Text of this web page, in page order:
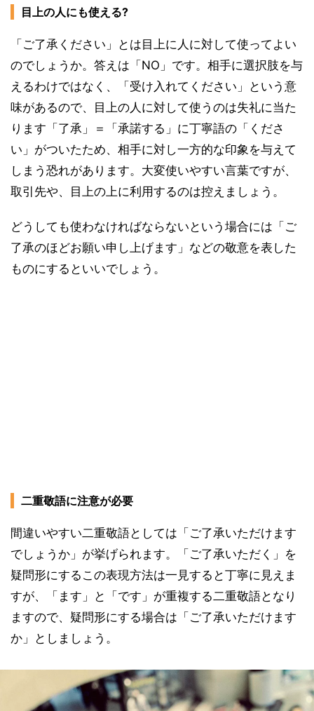
目上の人にも使える?
「ご了承ください」とは目上に人に対して使ってよい
のでしょうか。答えは「NO」です。相手に選択肢を与
えるわけではなく、「受け入れてください」という意
味があるので、目上の人に対して使うのは失礼に当た
ります「了承」＝「承諾する」に丁寧語の「くださ
い」がついたため、相手に対し一方的な印象を与えて
しまう恐れがあります。大変使いやすい言葉ですが、
取引先や、目上の上に利用するのは控えましょう。
どうしても使わなければならないという場合には「ご
了承のほどお願い申し上げます」などの敬意を表した
ものにするといいでしょう。
二重敬語に注意が必要
間違いやすい二重敬語としては「ご了承いただけます
でしょうか」が挙げられます。「ご了承いただく」を
疑問形にするこの表現方法は一見すると丁寧に見えま
すが、「ます」と「です」が重複する二重敬語となり
ますので、疑問形にする場合は「ご了承いただけます
か」としましょう。